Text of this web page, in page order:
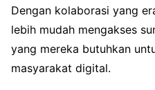
Dengan kolaborasi yang
lebih mudah mengakses
yang mereka butuhkan
masyarakat digital.